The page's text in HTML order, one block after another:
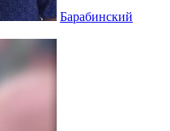
Барабинский